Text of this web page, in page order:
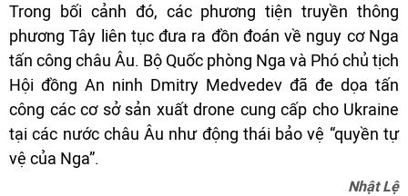
Trong bối cảnh đó, các phương tiện truyền thông
phương Tây liên tục đưa ra đồn đoán về nguy cơ Nga
tấn công châu Âu. Bộ Quốc phòng Nga và Phó chủ tịch
Hội đồng An ninh Dmitry Medvedev đã đe dọa tấn
công các cơ sở sản xuất drone cung cấp cho Ukraine
tại các nước châu Âu như động thái bảo vệ “quyền tự
vệ của Nga”.
Nhật Lệ